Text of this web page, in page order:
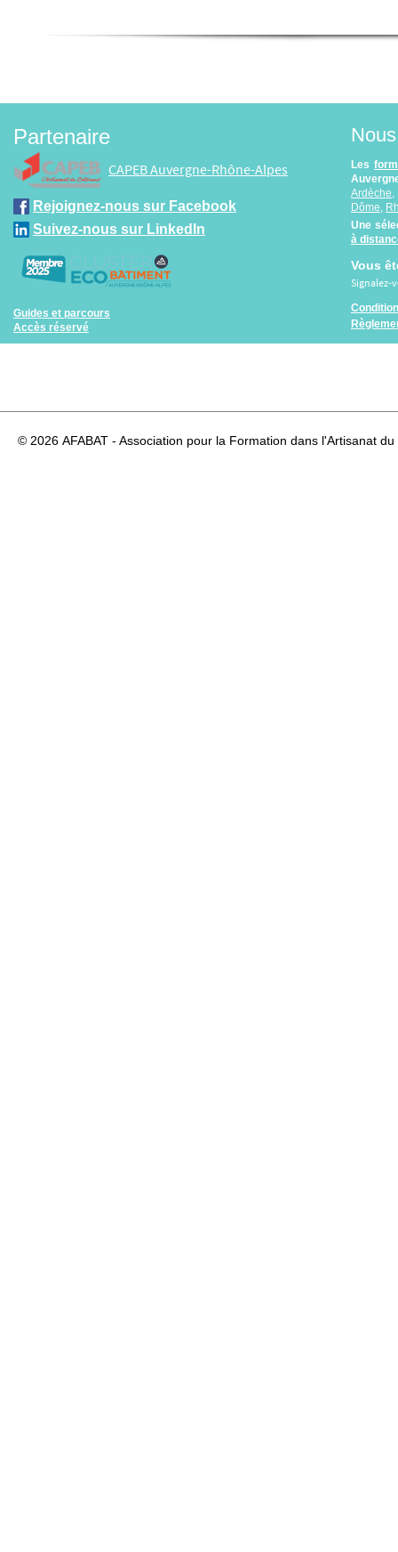
Partenaire
CAPEB Auvergne-Rhône-Alpes
Rejoignez-nous sur Facebook
Suivez-nous sur LinkedIn
Guides et parcours
Accès réservé
Les
Ardèche
Dôme,
Une
à
Vous
Signalez-
© 2026 AFABAT - Association pour la Formation dans l'Artisanat du